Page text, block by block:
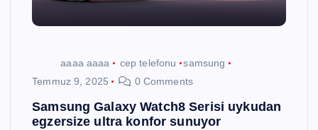
aaaa aaaa cep telefonu
samsung
Temmuz 9, 2025
0 Comments
Samsung Galaxy Watch8 Serisi uykudan
egzersize ultra konfor sunuyor